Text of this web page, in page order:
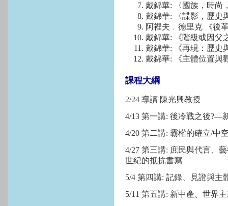
戴錦華: 〈國族，時尚
戴錦華: 〈諜影，歷史
阿裡夫﹒德里克 《後
戴錦華: 《階級或因父
戴錦華: 《再現：歷史
戴錦華: 《主體位置與
課程大綱
2/24 導讀 陳光興教授
4/13 第一講: 後冷戰之後?—
4/20 第二講: 霸權的確立/中
4/27 第三講: 庶民與代言、
世紀的抵抗書寫
5/4 第四講: 記錄、見證與主
5/11 第五講: 新中產、世界